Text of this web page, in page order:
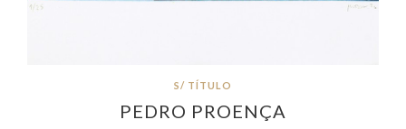
S/ TÍTULO
PEDRO PROENÇA